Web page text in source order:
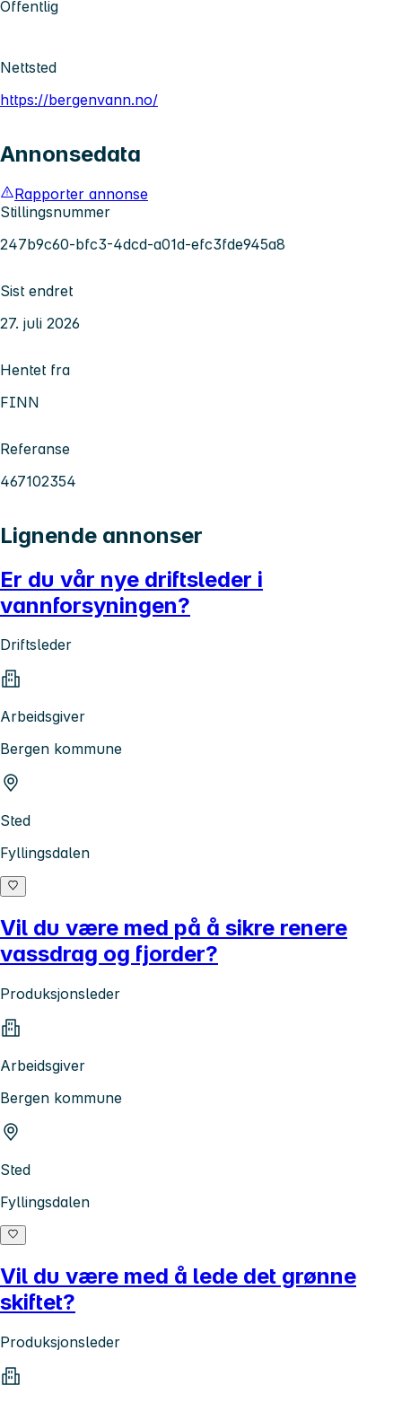
Offentlig
Nettsted
https://bergenvann.no/
Annonsedata
Rapporter annonse
Stillingsnummer
247b9c60-bfc3-4dcd-a01d-efc3fde945a8
Sist endret
27. juli 2026
Hentet fra
FINN
Referanse
467102354
Lignende annonser
Er du vår nye driftsleder i
vannforsyningen?
Driftsleder
Arbeidsgiver
Bergen kommune
Sted
Fyllingsdalen
Vil du være med på å sikre renere
vassdrag og fjorder?
Produksjonsleder
Arbeidsgiver
Bergen kommune
Sted
Fyllingsdalen
Vil du være med å lede det grønne
skiftet?
Produksjonsleder